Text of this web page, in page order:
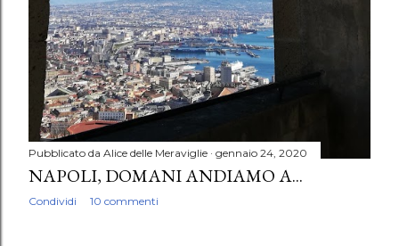
Pubblicato da Alice delle Meraviglie gennaio 24, 2020
NAPOLI, DOMANI ANDIAMO A...
Condividi 10 commenti